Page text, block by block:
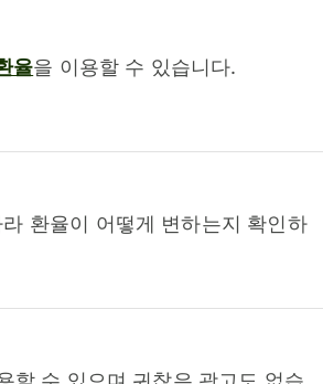
율을 이용할 수 있습니다.
환율이 어떻게 변하는지 확인하